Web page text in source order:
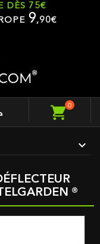
DÈS 75€
9,90€
0
®